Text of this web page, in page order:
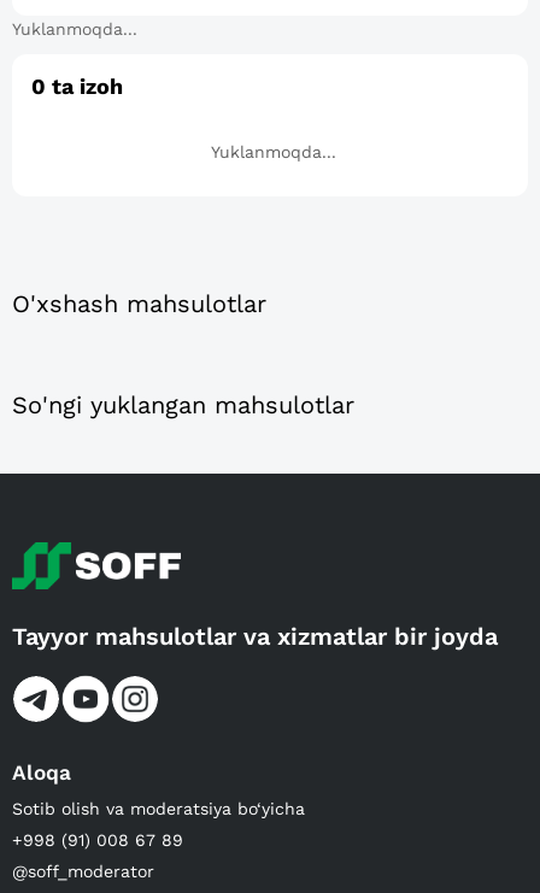
Yuklanmoqda...
0 ta izoh
Yuklanmoqda...
O'xshash mahsulotlar
So'ngi yuklangan mahsulotlar
Tayyor mahsulotlar va xizmatlar bir joyda
Aloqa
Sotib olish va moderatsiya bo‘yicha
+998 (91) 008 67 89
@soff_moderator